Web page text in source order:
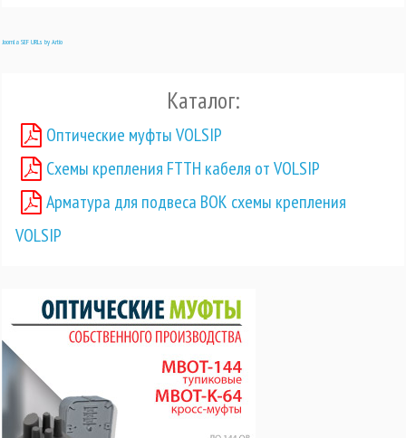
Joomla SEF URLs by Artio
Каталог:
Оптические муфты VOLSIP
Схемы крепления FTTH кабеля от VOLSIP
Арматура для подвеса ВОК схемы крепления
VOLSIP